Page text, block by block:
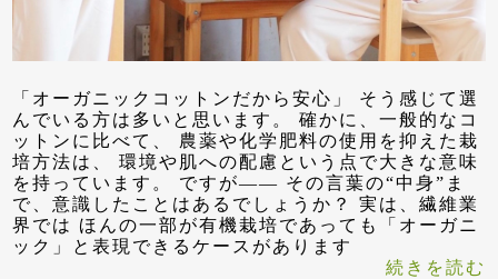
「オーガニックコットンだから安心」 そう感じて選
んでいる方は多いと思います。 確かに、一般的なコ
ットンに比べて、 農薬や化学肥料の使用を抑えた栽
培方法は、 環境や肌への配慮という点で大きな意味
を持っています。 ですが—— その言葉の“中身”ま
で、意識したことはあるでしょうか？ 実は、繊維業
界では ほんの一部が有機栽培であっても「オーガニ
ック」と表現できるケースがあります
続きを読む